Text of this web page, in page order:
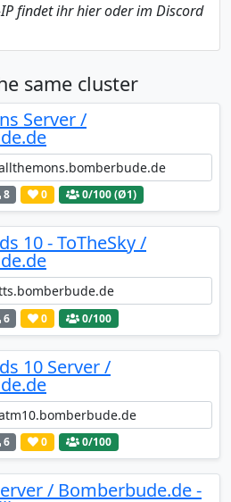
findet ihr hier oder im Discord
same cluster
Server /
8 0 0/100 (Ø1)
10 - ToTheSky /
6 0 0/100
10 Server /
6 0 0/100
/ Bomberbude.de -